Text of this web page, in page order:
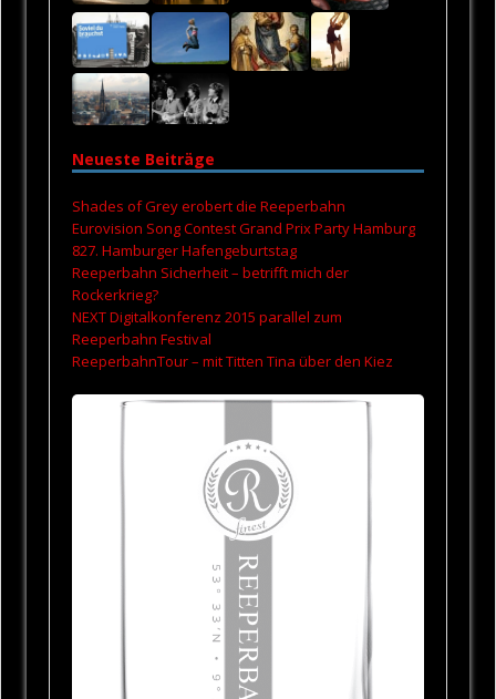
Neueste Beiträge
Shades of Grey erobert die Reeperbahn
Eurovision Song Contest Grand Prix Party Hamburg
827. Hamburger Hafengeburtstag
Reeperbahn Sicherheit – betrifft mich der
Rockerkrieg?
NEXT Digitalkonferenz 2015 parallel zum
Reeperbahn Festival
ReeperbahnTour – mit Titten Tina über den Kiez